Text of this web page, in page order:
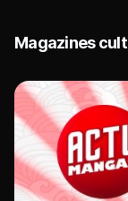
Magazines